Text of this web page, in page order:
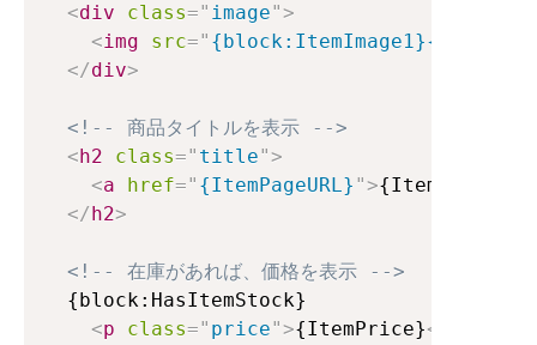
<div class=" image">
<img src="
</div>
<!-- 商品タイトルを表示 -->
< h2 class=" title">
<a href=" {ItemPageURL} ">{ItemTitle}
</ h2>
<!-- 在庫があれば、価格を表示 -->
  {block:HasItemStock}
<p class=" price">{ItemPrice}</